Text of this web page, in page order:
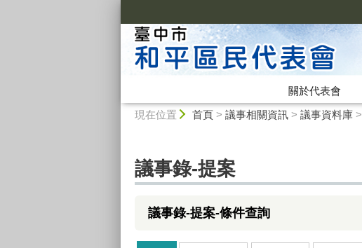
關於代表會
現在位置 首頁> 議事相關資訊> 議事資料庫>
議事錄-提案
議事錄-提案-條件查詢